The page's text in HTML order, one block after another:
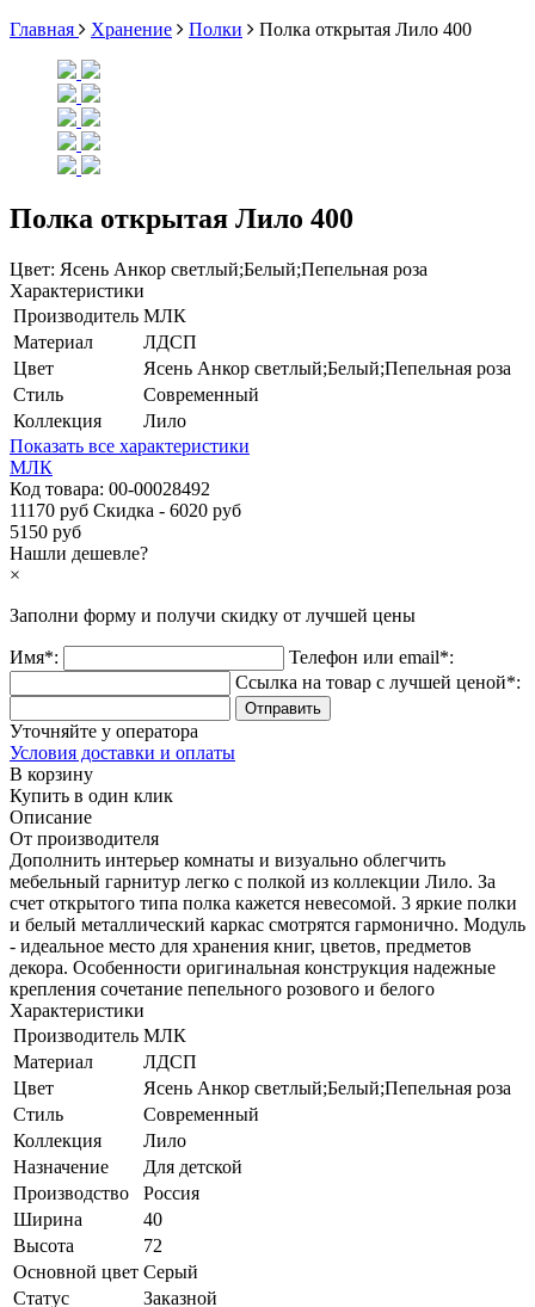
Главная
Хранение Полки Полка открытая Лило 400
Полка открытая Лило 400
Цвет: Ясень Анкор светлый;Белый;Пепельная роза
Характеристики
Производитель МЛК
Материал
ЛДСП
Цвет
Ясень Анкор светлый;Белый;Пепельная роза
Стиль
Современный
Коллекция
Лило
Показать все характеристики
МЛК
Код товара: 00-00028492
11170 руб Скидка - 6020 руб
5150 руб
Нашли дешевле?
×
Заполни форму и получи скидку от лучшей цены
Имя*:
Телефон или email*:
Ссылка на товар с лучшей ценой*:
Уточняйте у оператора
Условия доставки и оплаты
В корзину
Купить в один клик
Описание
От производителя
Дополнить интерьер комнаты и визуально облегчить
мебельный гарнитур легко с полкой из коллекции Лило. За
счет открытого типа полка кажется невесомой. 3 яркие полки
и белый металлический каркас смотрятся гармонично. Модуль
- идеальное место для хранения книг, цветов, предметов
декора. Особенности оригинальная конструкция надежные
крепления сочетание пепельного розового и белого
Характеристики
Производитель МЛК
Материал
ЛДСП
Цвет
Ясень Анкор светлый;Белый;Пепельная роза
Стиль
Современный
Коллекция
Лило
Назначение
Для детской
Производство
Россия
Ширина
40
Высота
72
Основной цвет Серый
Статус
Заказной